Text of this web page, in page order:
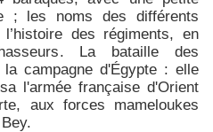
; les noms des différents
des régiments, en
La bataille des
campagne d'Égypte : elle
l'armée française d'Orient
aux forces mameloukes